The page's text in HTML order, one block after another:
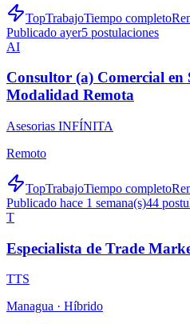
TopTrabajoTiempo completo
Publicado ayer5 postulaciones
AI
Consultor (a) Comercial en
Modalidad Remota
Asesorias INFÍNITA
Remoto
TopTrabajoTiempo completo
Publicado hace 1 semana(s)44
T
Especialista de Trade
TTS
Managua · Híbrido